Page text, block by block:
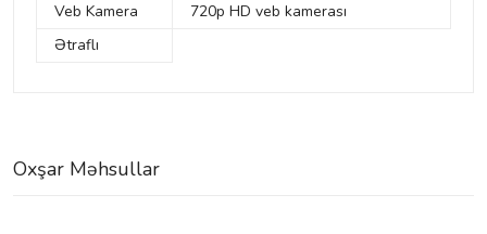
Veb Kamera
720p HD veb kamerası
Ətraflı
Oxşar Məhsullar